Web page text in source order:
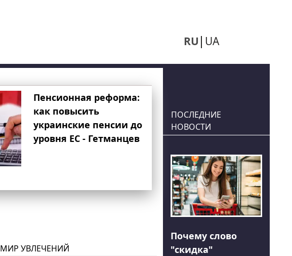
RU UA
Пенсионная реформа:
как повысить
украинские пенсии до
уровня ЕС - Гетманцев
МИР УВЛЕЧЕНИЙ
ПОСЛЕДНИЕ
НОВОСТИ
Почему слово
"скидка"